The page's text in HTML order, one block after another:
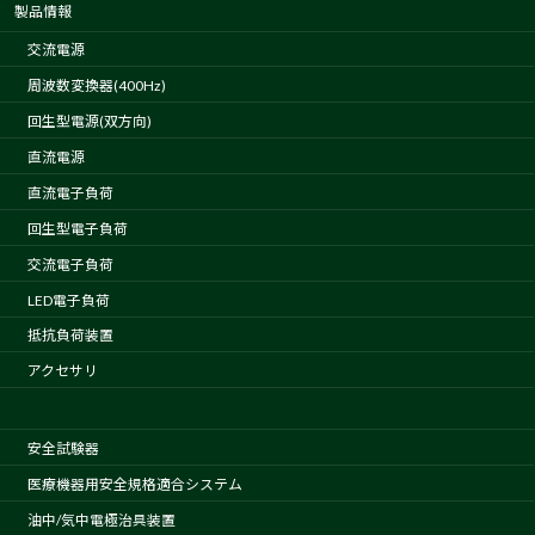
製品情報
交流電源
周波数変換器(400Hz)
回生型電源(双方向)
直流電源
直流電子負荷
回生型電子負荷
交流電子負荷
LED電子負荷
抵抗負荷装置
アクセサリ
安全試験器
医療機器用安全規格適合システム
油中/気中電極治具装置